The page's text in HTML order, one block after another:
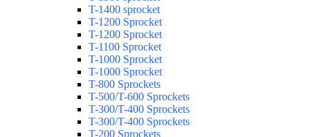
T-1400 sprocket
T-1200 Sprocket
T-1200 Sprocket
T-1100 Sprocket
T-1000 Sprocket
T-1000 Sprocket
T-800 Sprockets
T-500/T-600 Sprockets
T-300/T-400 Sprockets
T-300/T-400 Sprockets
T-200 Sprockets